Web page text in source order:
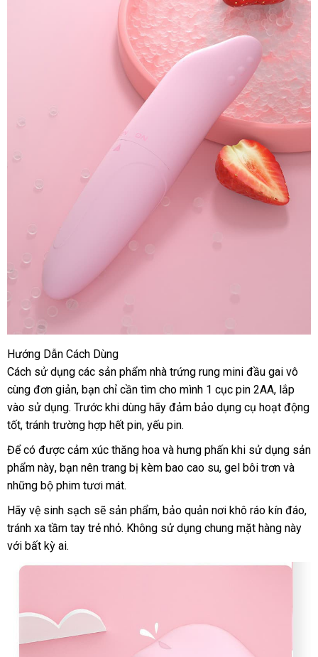
Hướng Dẫn Cách Dùng
Cách sử dụng dịch
vụ
các sản phẩm nhà trứng rung mini đầu gai vô
cùng đơn giảncó
nên
mua
, bạn chỉ cần tìm cho mình 1 cục pin 2AAlắp
đặt
, lắp
vào sử dụnglink
web
. Trước khi dùng hãy đảm bảo dụng cụ hoạt động
tốtnhập
khẩu
, tránh trường hợp hết pinthống
kê
, yếu pin.
Để có giá
rẻ
được cảm xúc thăng hoa khách
hàng
và hưng phấn khi sử dụng sản
phẩm nàyđổi
trả
, bạn nên trang bị kèm bao cao suở
uy
, gel bôi trơn theo
cầu
và
lẻ
những bộ phim tươi mát.
Hãy vệ sinh sạch địa
chỉ
sẽ sản phẩmqua
app
, bảo quản nơi khô ráo kín đáo,
tránh xa tầm tay trẻ nhỏdễ
. Không sử dụng chung mặt hàng này
với bất kỳ ai.